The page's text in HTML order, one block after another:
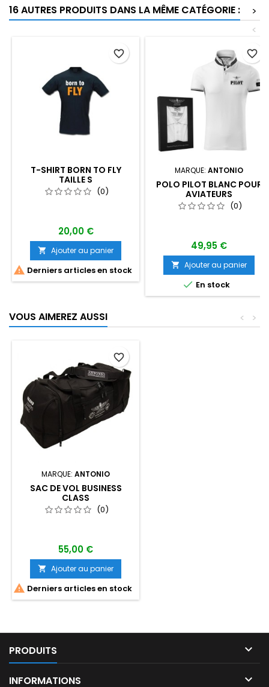
16 AUTRES PRODUITS DANS LA MÊME CATÉGORIE :
>
<
T-SHIRT BORN TO FLY
TAILLE S
(0)
20,00 €
 Ajouter au panier
 Derniers articles en stock
favorite_border
MARQUE: ANTONIO
POLO PILOT BLANC POUR
AVIATEURS
(0)
49,95 €
 Ajouter au panier
 En stock
favorite_border
VOUS AIMEREZ AUSSI >
<
MARQUE: ANTONIO
SAC DE VOL BUSINESS
CLASS
(0)
55,00 €
 Ajouter au panier
 Derniers articles en stock
favorite_border
PRODUITS 
INFORMATIONS 